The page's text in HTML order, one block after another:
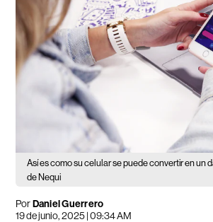
Así es como su celular se puede convertir en un
de Nequi
PorDaniel Guerrero
19 de junio, 2025 | 09:34 AM